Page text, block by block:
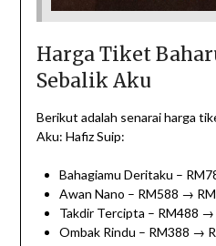
Harga Tiket
Sebalik Aku
Berikut adalah senarai harga
Aku: Hafiz Suip:
Bahagiamu Deritaku –
Awan Nano – RM588 →
Takdir Tercipta – RM488 →
Ombak Rindu – RM388 →